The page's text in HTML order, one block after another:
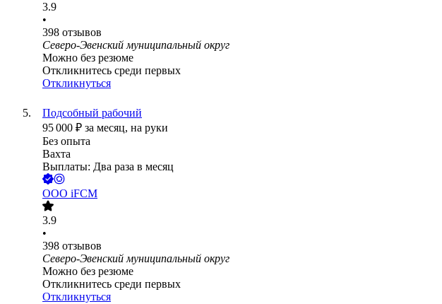
3.9
•
398 отзывов
Северо-Эвенский муниципальный округ
Можно без резюме
Откликнитесь среди первых
Откликнуться
Подсобный рабочий
95 000 ₽ за месяц, на руки
Без опыта
Вахта
Выплаты: Два раза в месяц
ООО iFCM
3.9
•
398 отзывов
Северо-Эвенский муниципальный округ
Можно без резюме
Откликнитесь среди первых
Откликнуться